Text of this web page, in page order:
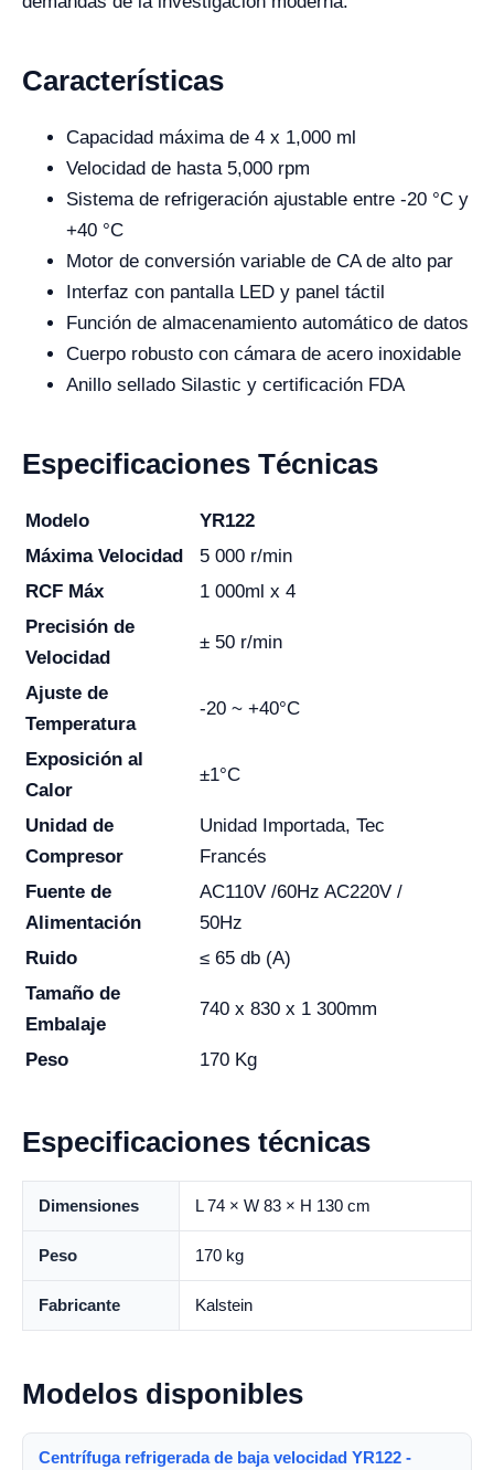
Características
Capacidad máxima de 4 x 1,000 ml
Velocidad de hasta 5,000 rpm
Sistema de refrigeración ajustable entre -20 °C y
+40 °C
Motor de conversión variable de CA de alto par
Interfaz con pantalla LED y panel táctil
Función de almacenamiento automático de datos
Cuerpo robusto con cámara de acero inoxidable
Anillo sellado Silastic y certificación FDA
Especificaciones Técnicas
Modelo
YR122
Máxima Velocidad
5 000 r/min
RCF Máx
1 000ml x 4
Precisión de
Velocidad
± 50 r/min
Ajuste de
Temperatura
-20 ~ +40°C
Exposición al
Calor
±1°C
Unidad de
Compresor
Unidad Importada, Tec
Francés
Fuente de
Alimentación
AC110V /60Hz AC220V /
50Hz
Ruido
≤ 65 db (A)
Tamaño de
Embalaje
740 x 830 x 1 300mm
Peso 170 Kg
Especificaciones técnicas
Dimensiones L 74 × W 83 × H 130 cm
Peso 170 kg
Fabricante Kalstein
Modelos disponibles
Centrífuga refrigerada de baja velocidad YR122 -